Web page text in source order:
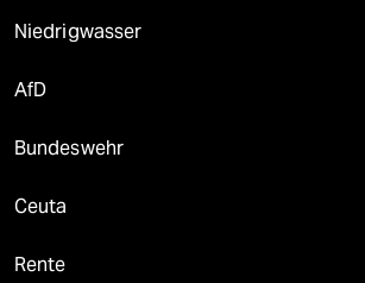
Niedrigwasser
AfD
Bundeswehr
Ceuta
Rente